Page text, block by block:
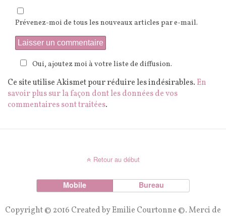
Prévenez-moi de tous les nouveaux articles par e-mail.
Oui, ajoutez moi à votre liste de diffusion.
Ce site utilise Akismet pour réduire les indésirables. En
savoir plus sur la façon dont les données de vos
commentaires sont traitées.
Retour au début
Mobile Bureau
Copyright © 2016 Created by Emilie Courtonne ©. Merci de